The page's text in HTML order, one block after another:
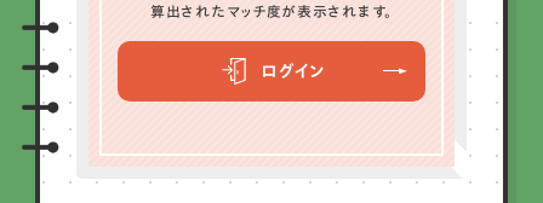
算出されたマッチ度が表示されます。
ログイン